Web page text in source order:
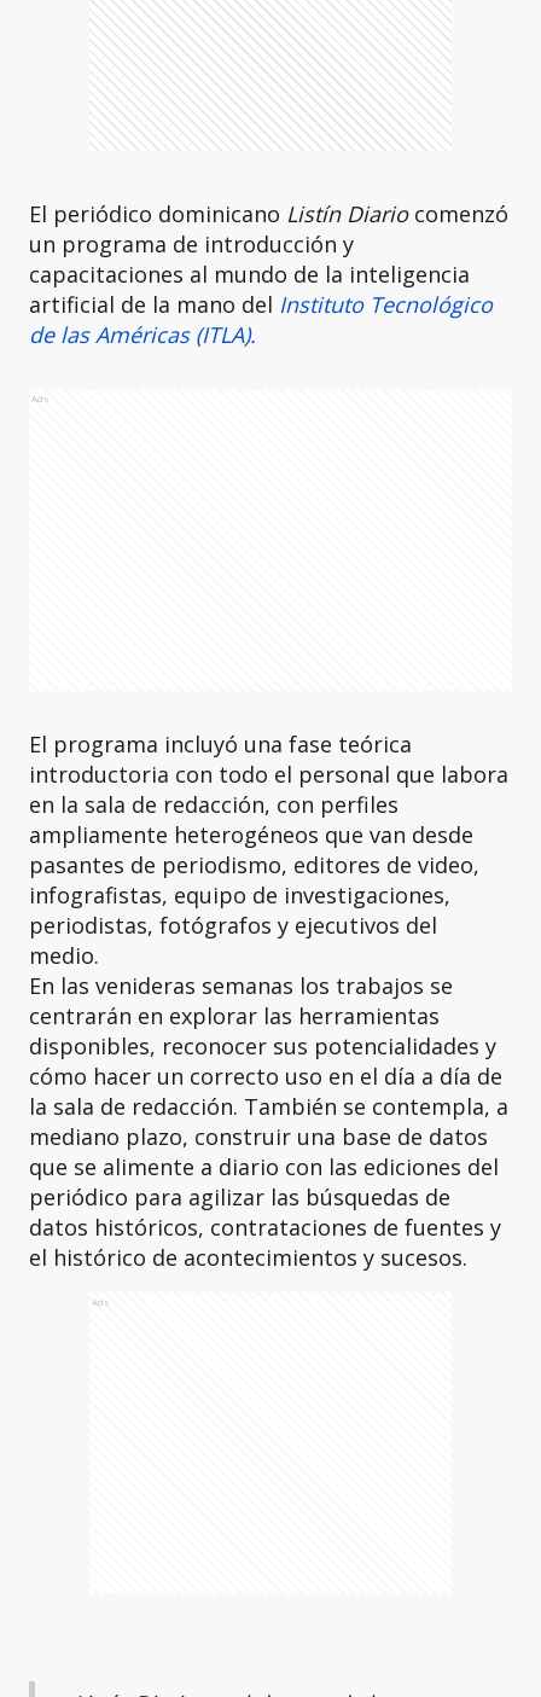
El periódico dominicano Listín Diariocomenzó
un programa de introducción y
capacitaciones al mundo de la inteligencia
artificial de la mano del Instituto Tecnológico
de las Américas (ITLA).
Ads
El programa incluyó una fase teórica
introductoria con todo el personal que labora
en la sala de redacción, con perfiles
ampliamente heterogéneos que van desde
pasantes de periodismo, editores de video,
infografistas, equipo de investigaciones,
periodistas, fotógrafos y ejecutivos del
medio.
En las venideras semanas los trabajos se
centrarán en explorar las herramientas
disponibles, reconocer sus potencialidades y
cómo hacer un correcto uso en el día a día de
la sala de redacción. También se contempla, a
mediano plazo, construir una base de datos
que se alimente a diario con las ediciones del
periódico para agilizar las búsquedas de
datos históricos, contrataciones de fuentes y
el histórico de acontecimientos y sucesos.
Ads